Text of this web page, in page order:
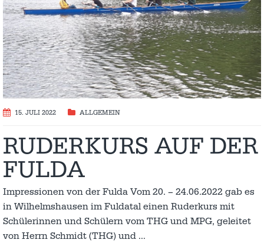
15. JULI 2022 ALLGEMEIN
RUDERKURS AUF DER
FULDA
Impressionen von der Fulda Vom 20. – 24.06.2022 gab es
in Wilhelmshausen im Fuldatal einen Ruderkurs mit
Schülerinnen und Schülern vom THG und MPG, geleitet
von Herrn Schmidt (THG) und …